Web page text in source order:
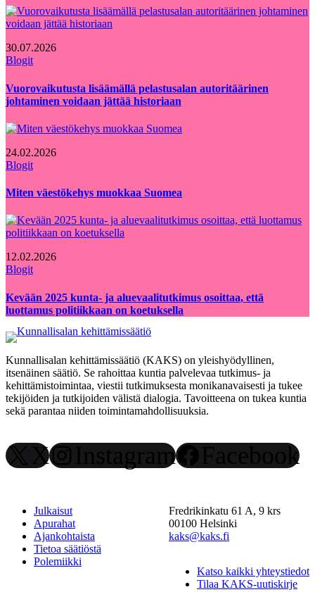
30.07.2026
Blogit
Vuorovaikutusta lisäämällä pelastusalan autoritäärinen
johtaminen voidaan jättää historiaan
24.02.2026
Blogit
Miten väestökehys muokkaa Suomea
12.02.2026
Blogit
Kevään 2025 kunta- ja aluevaalitutkimus osoittaa, että
luottamus politiikkaan on koetuksella
Kunnallisalan kehittämissäätiö (KAKS) on yleishyödyllinen,
itsenäinen säätiö. Se rahoittaa kuntia palvelevaa tutkimus- ja
kehittämistoimintaa, viestii tutkimuksesta monikanavaisesti ja tukee
tekijöiden ja tutkijoiden välistä dialogia. Tavoitteena on tukea kuntia
sekä parantaa niiden toimintamahdollisuuksia.
X Instagram Facebook
Julkaisut
Apurahat
Ajankohtaista
Tietoa säätiöstä
Polemiikki
Fredrikinkatu 61 A, 9 krs
00100 Helsinki
kaks@kaks.fi
Katso kaikki yhteystiedot
Tilaa KAKS-uutiskirje